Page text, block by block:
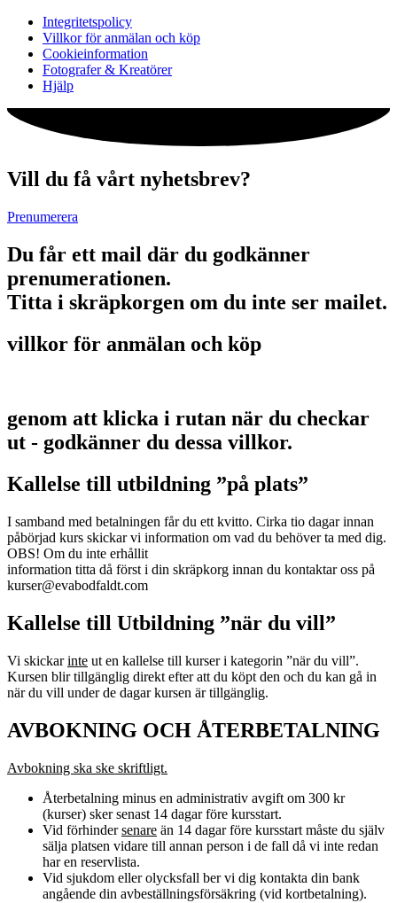
Integritetspolicy
Villkor för anmälan och köp
Cookieinformation
Fotografer & Kreatörer
Hjälp
Vill du få vårt nyhetsbrev?
Prenumerera
Du får ett mail där du godkänner
prenumerationen.
Titta i skräpkorgen om du inte ser mailet.
villkor för anmälan och köp
genom att klicka i rutan när du checkar
ut - godkänner du dessa villkor.
Kallelse till utbildning ”på plats”
I samband med betalningen får du ett kvitto. Cirka tio dagar innan
påbörjad kurs skickar vi information om vad du behöver ta med dig.
OBS! Om du inte erhållit
information titta då först i din skräpkorg innan du kontaktar oss på
kurser@evabodfaldt.com
Kallelse till Utbildning ”när du vill”
Vi skickarinte ut en kallelse till kurser i kategorin ”när du vill”.
Kursen blir tillgänglig direkt efter att du köpt den och du kan gå in
när du vill under de dagar kursen är tillgänglig.
AVBOKNING OCH ÅTERBETALNING
Avbokning ska ske skriftligt.
Återbetalning minus en administrativ avgift om 300 kr
(kurser) sker senast 14 dagar före kursstart.
Vid förhindersenare än 14 dagar före kursstart måste du själv
sälja platsen vidare till annan person i de fall då vi inte redan
har en reservlista.
Vid sjukdom eller olycksfall ber vi dig kontakta din bank
angående din avbeställningsförsäkring (vid kortbetalning).